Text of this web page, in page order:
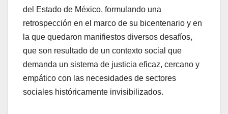
del Estado de México, formulando una
retrospección en el marco de su bicentenario y en
la que quedaron manifiestos diversos desafíos,
que son resultado de un contexto social que
demanda un sistema de justicia eficaz, cercano y
empático con las necesidades de sectores
sociales históricamente invisibilizados.